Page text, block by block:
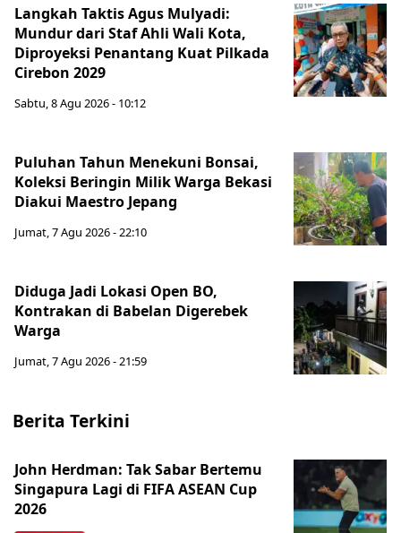
Langkah Taktis Agus Mulyadi:
Mundur dari Staf Ahli Wali Kota,
Diproyeksi Penantang Kuat Pilkada
Cirebon 2029
Sabtu, 8 Agu 2026 - 10:12
Puluhan Tahun Menekuni Bonsai,
Koleksi Beringin Milik Warga Bekasi
Diakui Maestro Jepang
Jumat, 7 Agu 2026 - 22:10
Diduga Jadi Lokasi Open BO,
Kontrakan di Babelan Digerebek
Warga
Jumat, 7 Agu 2026 - 21:59
Berita Terkini
John Herdman: Tak Sabar Bertemu
Singapura Lagi di FIFA ASEAN Cup
2026